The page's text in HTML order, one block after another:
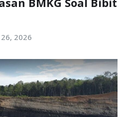
2026